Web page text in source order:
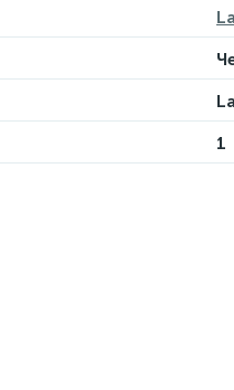
1